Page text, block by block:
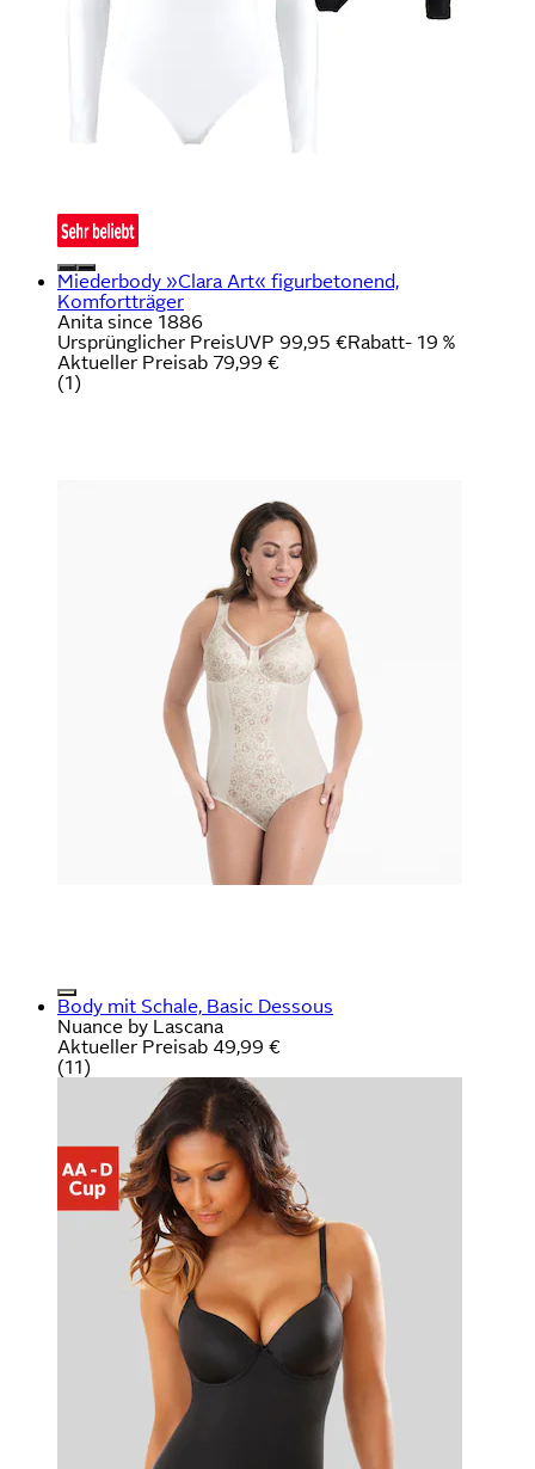
Miederbody »Clara Art« figurbetonend,
Komfortträger
Anita since 1886
Ursprünglicher PreisUVP 99,95 €Rabatt- 19 %
Aktueller Preisab 79,99 €
(1)
Body mit Schale, Basic Dessous
Nuance by Lascana
Aktueller Preisab 49,99 €
(11)